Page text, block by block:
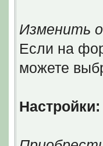
Изменить
Если на
можете
Настройки: